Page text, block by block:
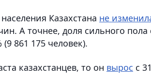
Казахстана не
А точнее, доля сильного пола
(9 861 175 человек).
казахстанцев, то он вырос с